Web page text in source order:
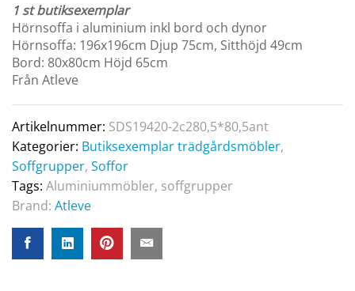
1 st butiksexemplar
Hörnsoffa i aluminium inkl bord och dynor
Hörnsoffa: 196x196cm Djup 75cm, Sitthöjd 49cm
Bord: 80x80cm Höjd 65cm
Från Atleve
Artikelnummer: SDS19420-2c280,5*80,5ant
Kategorier: Butiksexemplar trädgårdsmöbler,
Soffgrupper, Soffor
Tags: Aluminiummöbler, soffgrupper
Brand: Atleve